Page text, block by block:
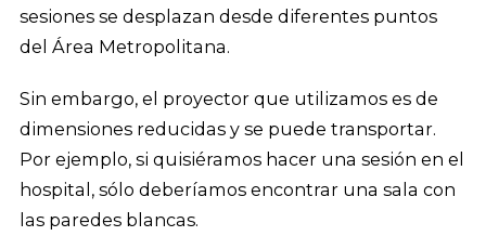
sesiones se desplazan desde diferentes puntos
del Área Metropolitana.
Sin embargo, el proyector que utilizamos es de
dimensiones reducidas y se puede transportar.
Por ejemplo, si quisiéramos hacer una sesión en el
hospital, sólo deberíamos encontrar una sala con
las paredes blancas.